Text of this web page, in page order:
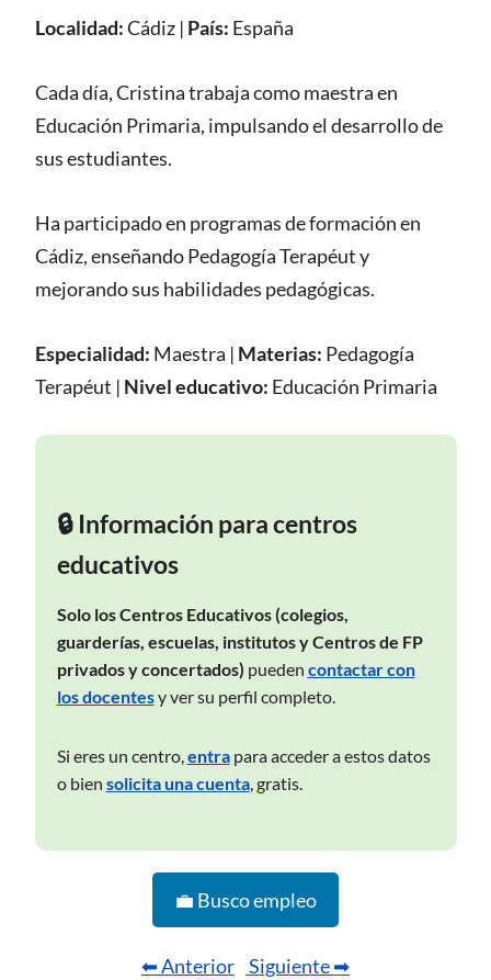
Localidad:Cádiz| País: España
Cada día, Cristina trabaja como maestra en
Educación Primaria, impulsando el desarrollo de
sus estudiantes.
Ha participado en programas de formación en
Cádiz, enseñando Pedagogía Terapéut y
mejorando sus habilidades pedagógicas.
Especialidad: Maestra | Materias: Pedagogía
Terapéut | Nivel educativo: Educación Primaria
🔒 Información para centros
educativos
Solo los Centros Educativos (colegios,
guarderías, escuelas, institutos y Centros de FP
privados y concertados) pueden contactar con
los docentesy ver su perfil completo.
Si eres un centro,entrapara acceder a estos datos
o bien solicita una cuenta, gratis.
💼 Busco empleo
⬅ Anterior Siguiente ➡